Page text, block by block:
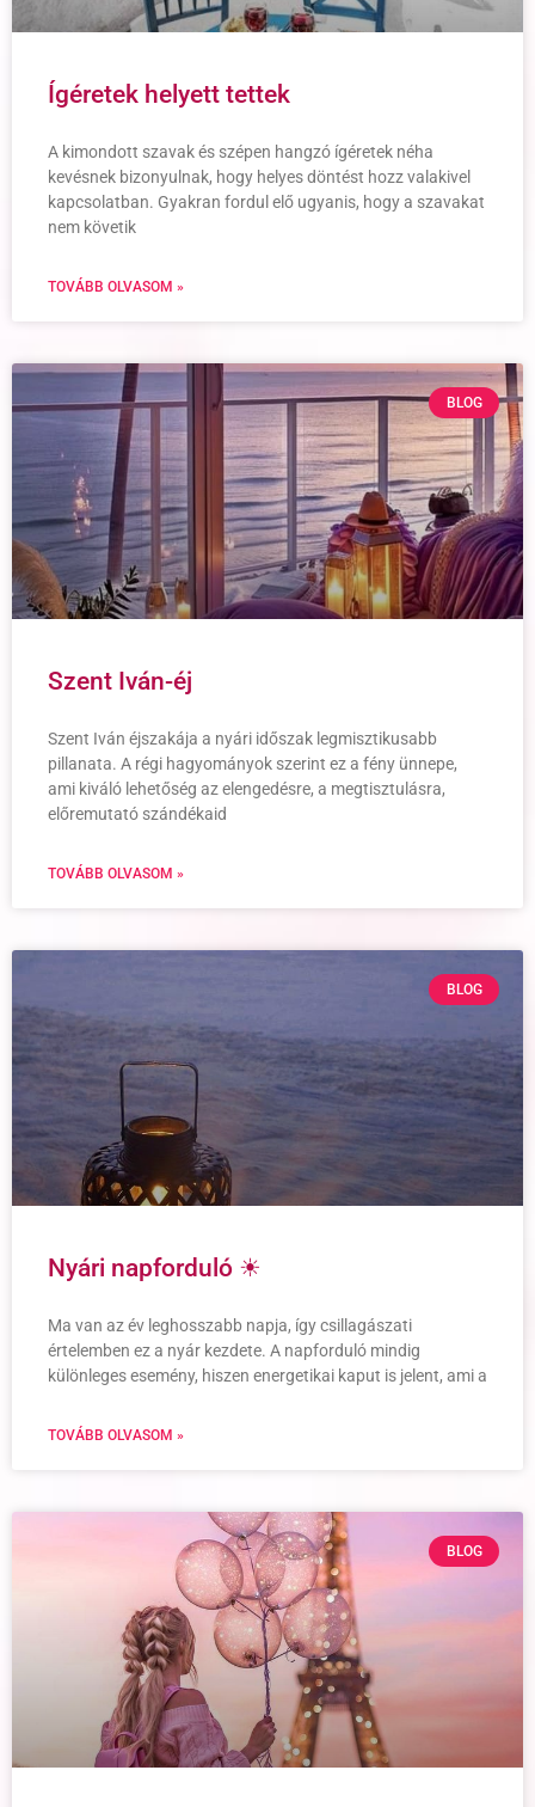
Ígéretek helyett tettek
A kimondott szavak és szépen hangzó ígéretek néha
kevésnek bizonyulnak, hogy helyes döntést hozz valakivel
kapcsolatban. Gyakran fordul elő ugyanis, hogy a szavakat
nem követik
TOVÁBB OLVASOM »
BLOG
Szent Iván-éj
Szent Iván éjszakája a nyári időszak legmisztikusabb
pillanata. A régi hagyományok szerint ez a fény ünnepe,
ami kiváló lehetőség az elengedésre, a megtisztulásra,
előremutató szándékaid
TOVÁBB OLVASOM »
BLOG
Nyári napforduló ☀
Ma van az év leghosszabb napja, így csillagászati
értelemben ez a nyár kezdete. A napforduló mindig
különleges esemény, hiszen energetikai kaput is jelent, ami a
TOVÁBB OLVASOM »
BLOG